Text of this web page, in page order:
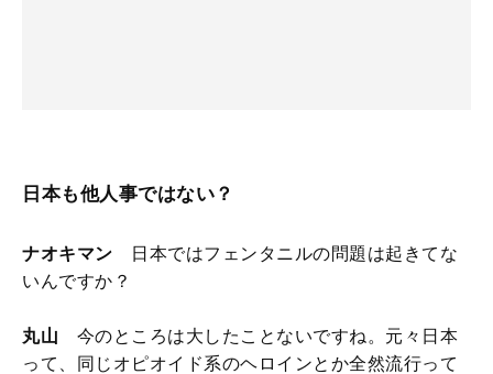
日本も他人事ではない？
ナオキマン 日本ではフェンタニルの問題は起きてな
いんですか？
丸山 今のところは大したことないですね。元々日本
って、同じオピオイド系のヘロインとか全然流行って